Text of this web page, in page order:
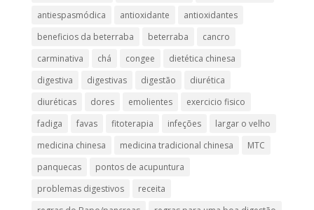
antiespasmódica
antioxidante
antioxidantes
beneficios da beterraba
beterraba
cancro
carminativa
chá congee
dietética chinesa
digestiva
digestivas digestão
diurética
diuréticas​
dores emolientes
exercicio fisico
fadiga
favas fitoterapia infeções
largar o velho
medicina chinesa
medicina tradicional chinesa
MTC
panquecas
pontos de acupuntura
problemas digestivos
receita